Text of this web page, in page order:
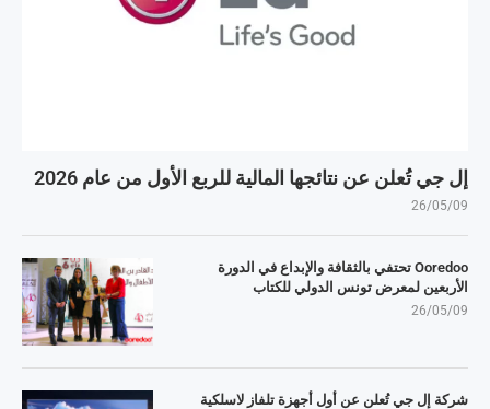
إل جي تُعلن عن نتائجها المالية للربع الأول من عام 2026
26/05/09
Ooredoo تحتفي بالثقافة والإبداع في الدورة
الأربعين لمعرض تونس الدولي للكتاب
26/05/09
شركة إل جي تُعلن عن أول أجهزة تلفاز لاسلكية